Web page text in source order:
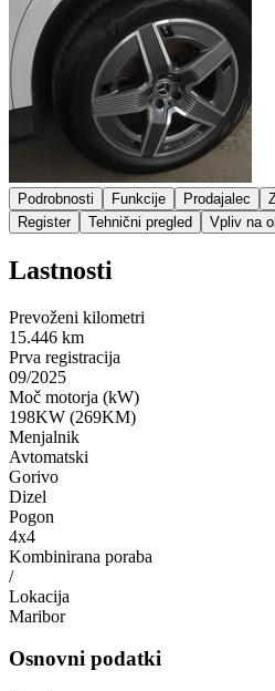
Podrobnosti Funkcije Prodajalec
Register
Tehnični pregled Vpliv na
Lastnosti
Prevoženi kilometri
15.446 km
Prva registracija
09/2025
Moč motorja (kW)
198KW (269KM)
Menjalnik
Avtomatski
Gorivo
Dizel
Pogon
4x4
Kombinirana poraba
/
Lokacija
Maribor
Osnovni podatki